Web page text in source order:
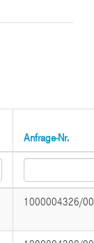
Anfrage-Nr.
1000004326/